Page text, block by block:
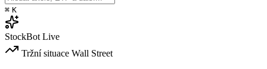
⌘ K
StockBot Live
Tržní situace Wall Street